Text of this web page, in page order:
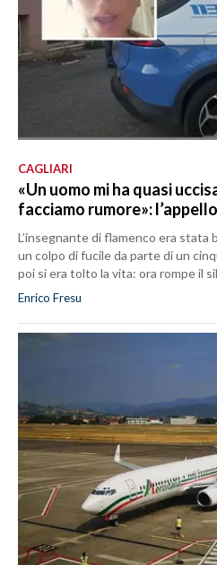
CAGLIARI
«Un uomo mi ha quasi
facciamo rumore»:
L’insegnante di flamenco era stata
un colpo di fucile da parte di un
poi si era tolto la vita: ora rompe il
Enrico Fresu